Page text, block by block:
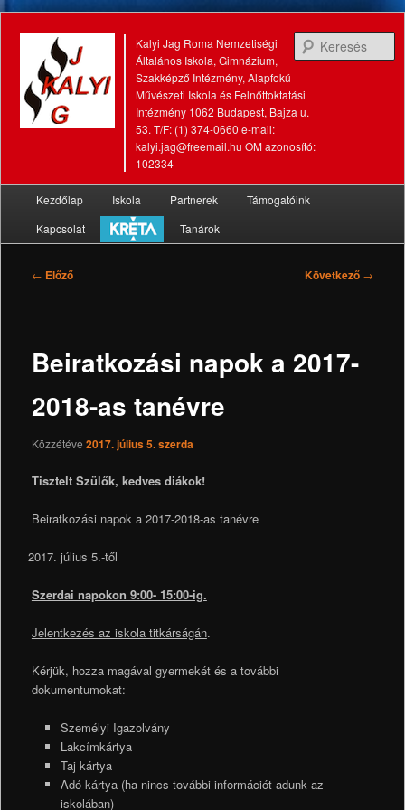
Kalyi Jag Roma Nemzetiségi
Általános Iskola, Gimnázium,
Szakképző Intézmény, Alapfokú
Művészeti Iskola és Felnőttoktatási
Intézmény 1062 Budapest, Bajza u.
53. T/F: (1) 374-0660 e-mail:
kalyi.jag@freemail.hu OM azonosító:
102334
Tovább
az
Tovább
a
Kezdőlap Iskola Partnerek
Támogatóink
Kapcsolat
Tanárok
Bejegyzés
← Előző Következő →
Beiratkozási napok a 2017-
2018-as tanévre
Közzétéve 2017. július 5. szerda
Tisztelt Szülők, kedves diákok!
Beiratkozási napok a 2017-2018-as tanévre
július 5.-től
Szerdai napokon 9:00- 15:00-ig.
Jelentkezés az iskola titkárságán.
Kérjük, hozza magával gyermekét és a további
dokumentumokat:
Személyi Igazolvány
Lakcímkártya
Taj kártya
Adó kártya (ha nincs további információt adunk az
iskolában)